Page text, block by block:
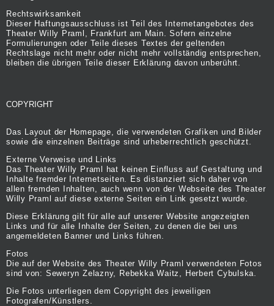
Rechtswirksamkeit
Dieser Haftungsausschluss ist Teil des Internetangebotes des
Theater Willy Praml, Frankfurt am Main. Sofern einzelne
Formulierungen oder Teile dieses Textes der geltenden
Rechtslage nicht mehr oder nicht mehr vollständig entsprechen,
bleiben die übrigen Teile dieser Erklärung davon unberührt.
COPYRIGHT
Das Layout der Homepage, die verwendeten Grafiken und Bilder
sowie die einzelnen Beiträge sind urheberrechtlich geschützt.
Externe Verweise und Links
Das Theater Willy Praml hat keinen Einfluss auf Gestaltung und
Inhalte fremder Internetseiten. Es distanziert sich daher von
allen fremden Inhalten, auch wenn von der Webseite des Theater
Willy Praml auf diese externe Seiten ein Link gesetzt wurde.
Diese Erklärung gilt für alle auf unserer Website angezeigten
Links und für alle Inhalte der Seiten, zu denen die bei uns
angemeldeten Banner und Links führen.
Fotos
Die auf der Website des Theater Willy Praml verwendeten Fotos
sind von: Seweryn Zelazny, Rebekka Waitz, Herbert Cybulska.
Die Fotos unterliegen dem Copyright des jeweiligen
Fotografen/Künstlers.